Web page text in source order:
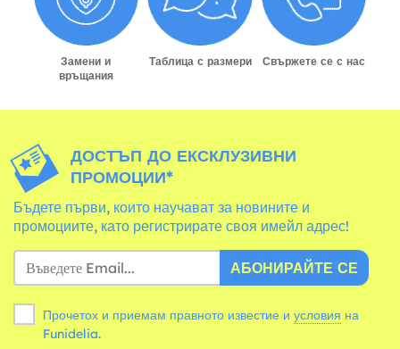
Замени и
връщания
Таблица с размери Свържете се с нас
ДОСТЪП ДО ЕКСКЛУЗИВНИ
ПРОМОЦИИ*
Бъдете първи, които научават за новините и
промоциите, като регистрирате своя имейл адрес!
АБОНИРАЙТЕ СЕ
Прочетох и приемам правното известие и условия
Funidelia.